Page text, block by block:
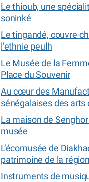
Le thioub, une
soninké
Le tingandé, couvre-
l’ethnie peulh
Le Musée de la
Place du Souvenir
Au cœur des
sénégalaises des arts
La maison de
musée
L’écomusée de
patrimoine de la
Instruments de